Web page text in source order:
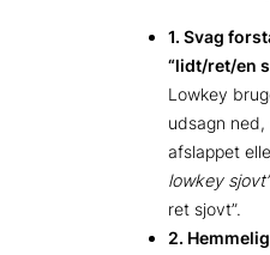
1. Svag
“lidt/ret/en
Lowkey
udsagn
afslappet
lowkey sjovt”
ret sjovt”.
2.